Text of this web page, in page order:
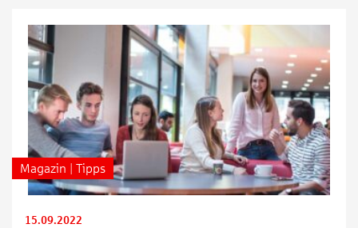
Magazin | Tipps
15.09.2022